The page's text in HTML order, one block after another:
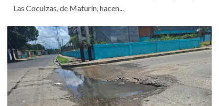
Las Cocuizas, de Maturín, hacen...